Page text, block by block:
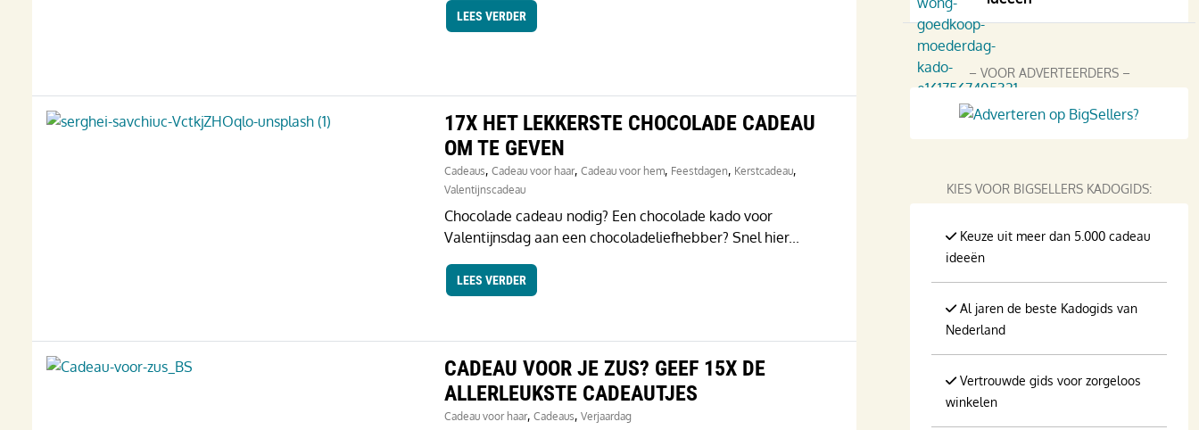
LEES VERDER
17X HET LEKKERSTE CHOCOLADE CADEAU
OM TE GEVEN
Cadeaus, Cadeau voor haar, Cadeau voor hem, Feestdagen, Kerstcadeau,
Valentijnscadeau
Chocolade cadeau nodig? Een chocolade kado voor
Valentijnsdag aan een chocoladeliefhebber? Snel hier...
LEES VERDER
CADEAU VOOR JE ZUS? GEEF 15X DE
ALLERLEUKSTE CADEAUTJES
Cadeau voor haar, Cadeaus, Verjaardag
– VOOR ADVERTEERDERS –
KIES VOOR BIGSELLERS KADOGIDS:
Keuze uit meer dan 5.000 cadeau
ideeën
Al jaren de beste Kadogids van
Nederland
Vertrouwde gids voor zorgeloos
winkelen